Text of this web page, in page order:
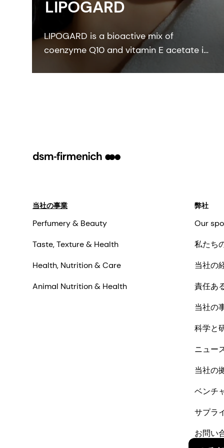
LIPOGARD
LIPOGARD is a bioactive mix of
coenzyme Q10 and vitamin E acetate in
a carrier oil. LIPOGARD restores the
当社の事業
Perfumery & Beauty
Taste, Texture & Health
Health, Nutrition & Care
Animal Nutrition & Health
弊社
Our
私たち
当社の
責任あ
当社の
科学と
ニュー
当社の
ベンチ
サプラ
お問い